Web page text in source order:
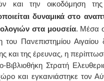
και την οικοδόμηση
δυναμικά στο
στα μουσεία. Μέσα
του Πανεπιστημίου
και της έρευνας, η
Βιβλιοθήκη Στρατή
και εγκαινιάστηκε τον